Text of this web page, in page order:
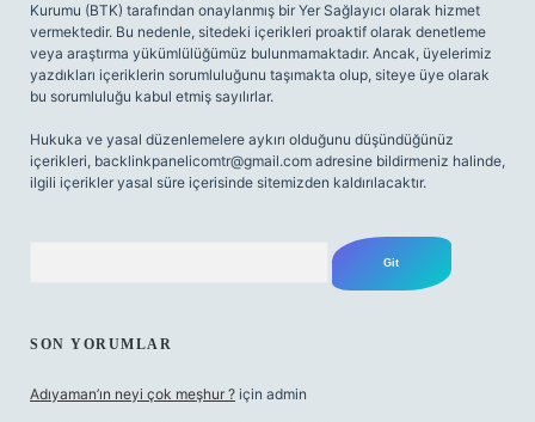
Kurumu (BTK) tarafından onaylanmış bir Yer Sağlayıcı olarak hizmet
vermektedir. Bu nedenle, sitedeki içerikleri proaktif olarak denetleme
veya araştırma yükümlülüğümüz bulunmamaktadır. Ancak, üyelerimiz
yazdıkları içeriklerin sorumluluğunu taşımakta olup, siteye üye olarak
bu sorumluluğu kabul etmiş sayılırlar.
Hukuka ve yasal düzenlemelere aykırı olduğunu düşündüğünüz
içerikleri, backlinkpanelicomtr@gmail.com adresine bildirmeniz halinde,
ilgili içerikler yasal süre içerisinde sitemizden kaldırılacaktır.
SON YORUMLAR
Adıyaman’ın neyi çok meşhur ? için admin